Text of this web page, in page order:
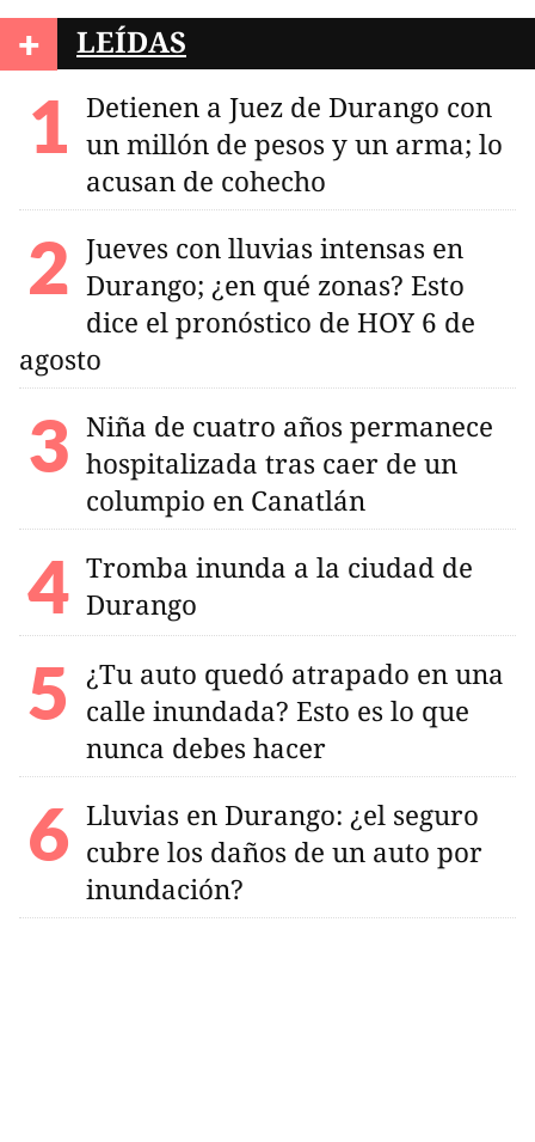
+ LEÍDAS
Detienen a Juez de Durango con
un millón de pesos y un arma; lo
acusan de cohecho
Jueves con lluvias intensas en
Durango; ¿en qué zonas? Esto
dice el pronóstico de HOY 6 de
agosto
Niña de cuatro años permanece
hospitalizada tras caer de un
columpio en Canatlán
Tromba inunda a la ciudad de
Durango
¿Tu auto quedó atrapado en una
calle inundada? Esto es lo que
nunca debes hacer
Lluvias en Durango: ¿el seguro
cubre los daños de un auto por
inundación?